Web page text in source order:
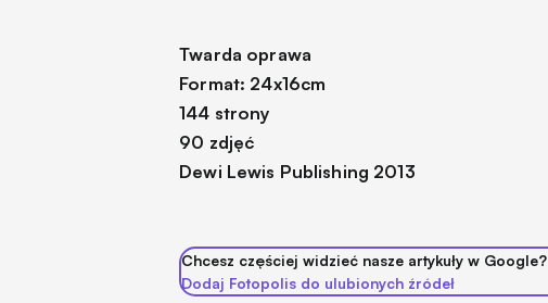
Twarda oprawa
Format: 24x16cm
144 strony
90 zdjęć
Dewi Lewis Publishing 2013
Chcesz częściej widzieć nasze artykuły w Google?
Dodaj Fotopolis do ulubionych źródeł